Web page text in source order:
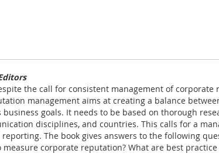
the call for consistent management of
management aims at creating a balance
goals. It needs to be based on thorough
disciplines, and countries. This calls for a
The book gives answers to the following
corporate reputation? What are best